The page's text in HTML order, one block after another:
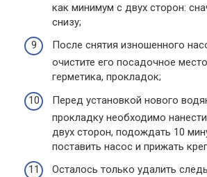
как минимум с двух сторон:
снизу;
После снятия изношенного
очистите его посадочное
герметика, прокладок;
Перед установкой нового
прокладку необходимо
двух сторон, подождать 10
поставить насос и прижать
Осталось только удалить